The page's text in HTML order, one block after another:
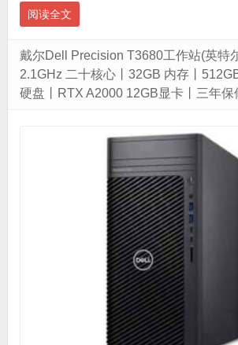
阅读全文
戴尔Dell Precision T3680工作站(英特
2.1GHz 二十核心丨32GB 内存丨
硬盘丨RTX A2000 12GB显卡丨三年保